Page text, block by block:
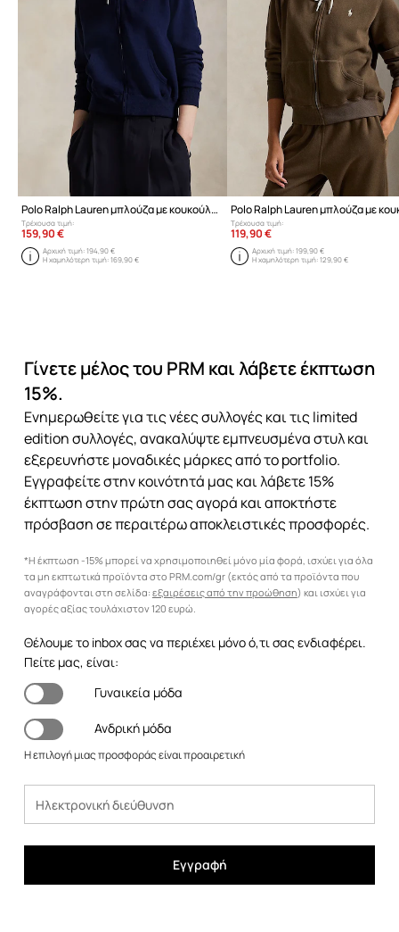
Polo Ralph Lauren μπλούζα με κουκούλα και κουμπιά με βαμβάκι Γυναικεία
Τρέχουσα τιμή:
159,90 €
Αρχική τιμή:194,90 €
Η χαμηλότερη τιμή:169,90 €
Τρέχουσα τιμή:
119,90 €
Αρχική τιμή: 199,90 €
Η χαμηλότερη τιμή: 129,90 €
Γίνετε μέλος του PRM και λάβετε έκπτωση
15%.
Ενημερωθείτε για τις νέες συλλογές και τις limited
edition συλλογές, ανακαλύψτε εμπνευσμένα στυλ και
εξερευνήστε μοναδικές μάρκες από το portfolio.
Εγγραφείτε στην κοινότητά μας και λάβετε 15%
έκπτωση στην πρώτη σας αγορά και αποκτήστε
πρόσβαση σε περαιτέρω αποκλειστικές προσφορές.
*Η έκπτωση -15% μπορεί να χρησιμοποιηθεί μόνο μία φορά, ισχύει για όλα
τα μη εκπτωτικά προϊόντα στο PRM.com/gr (εκτός από τα προϊόντα που
αναγράφονται στη σελίδα: εξαιρέσεις από την προώθηση) και ισχύει για
αγορές αξίας τουλάχιστον 120 ευρώ.
Θέλουμε το inbox σας να περιέχει μόνο ό,τι σας ενδιαφέρει.
Πείτε μας, είναι:
Γυναικεία μόδα
Ανδρική μόδα
Η επιλογή μιας προσφοράς είναι προαιρετική
Εγγραφή